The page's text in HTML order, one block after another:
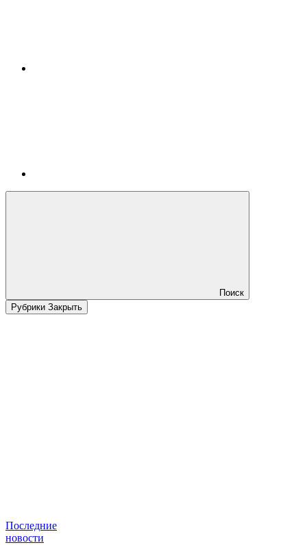
Поиск
Рубрики Закрыть
Последние
новости